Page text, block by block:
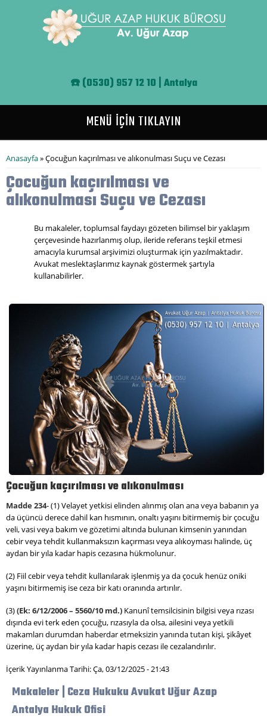
☎️(0530) 957 12 10 | Antalya
MENÜ İÇİN TIKLAYIN
Buradasınız
Anasayfa» Çocuğun kaçırılması ve alıkonulması Suçu ve Cezası
Çocuğun kaçırılması ve
alıkonulması Suçu ve Cezası
Bu makaleler, toplumsal faydayı gözeten bilimsel bir yaklaşım
çerçevesinde hazırlanmış olup, ileride referans teşkil etmesi
amacıyla kurumsal arşivimizi oluşturmak için yazılmaktadır.
Avukat meslektaşlarımız kaynak göstermek şartıyla
kullanabilirler.
Çocuğun kaçırılması ve alıkonulması
Madde234- (1) Velayet yetkisi elinden alınmış olan ana veya babanın ya
da üçüncü derece dahil kan hısmının, onaltı yaşını bitirmemiş bir çocuğu
veli, vasi veya bakım ve gözetimi altında bulunan kimsenin yanından
cebir veya tehdit kullanmaksızın kaçırması veya alıkoyması halinde, üç
aydan bir yıla kadar hapis cezasına hükmolunur.
(2) Fiil cebir veya tehdit kullanılarak işlenmiş ya da çocuk henüz oniki
yaşını bitirmemiş ise ceza bir katı oranında artırılır.
(3)(Ek: 6/12/2006 – 5560/10 md.) Kanunî temsilcisinin bilgisi veya rızası
dışında evi terk eden çocuğu, rızasıyla da olsa, ailesini veya yetkili
makamları durumdan haberdar etmeksizin yanında tutan kişi, şikâyet
üzerine, üç aydan bir yıla kadar hapis cezası ile cezalandırılır.
İçerik Yayınlanma Tarihi: Ça, 03/12/2025 - 21:43
Makaleler | Ceza Hukuku Avukat Uğur Azap
Antalya Hukuk Ofisi